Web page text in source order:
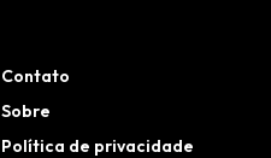
Contato
Sobre
Política de privacidade